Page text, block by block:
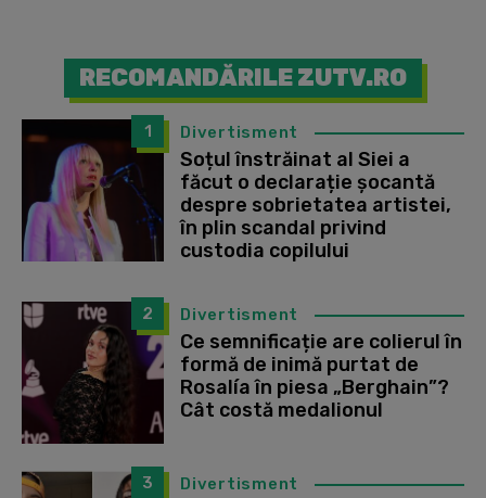
RECOMANDĂRILE ZUTV.RO
1 Divertisment
Soțul înstrăinat al Siei a
făcut o declarație șocantă
despre sobrietatea artistei,
în plin scandal privind
custodia copilului
2 Divertisment
Ce semnificație are colierul în
formă de inimă purtat de
Rosalía în piesa „Berghain”?
Cât costă medalionul
3 Divertisment